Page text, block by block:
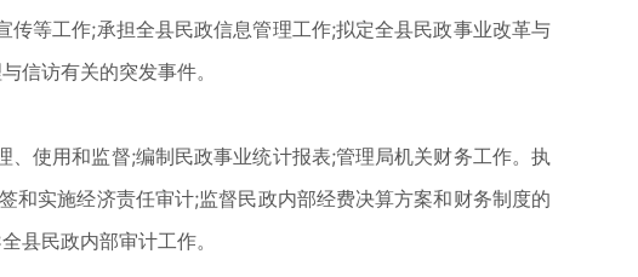
等工作;承担全县民政信息管理工作;拟定全县民政事业改革与
信访有关的突发事件。
使用和监督;编制民政事业统计报表;管理局机关财务工作。执
和实施经济责任审计;监督民政内部经费决算方案和财务制度的
县民政内部审计工作。